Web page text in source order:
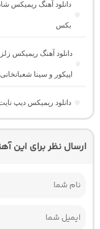
دانلود آهنگ ریمیکس
بکس
اپیکور و سینا
دانلود ریمیکس دیپ نایت 2 از احسان رمزی (ریمیکس طولانی
ارسال نظر برای این